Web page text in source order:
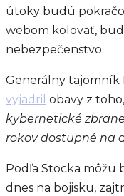
útoky budú
webom kolovať,
nebezpečenstvo.
Generálny
vyjadril obavy z
kybernetické
rokov dostupné na
Podľa Stocka môžu
dnes na bojisku,